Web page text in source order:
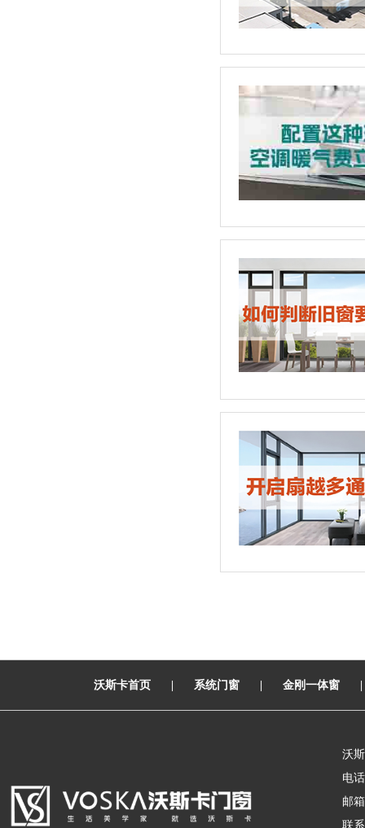
沃斯卡首页 | 系统门窗 | 金刚一体窗 |
沃
电
邮
联